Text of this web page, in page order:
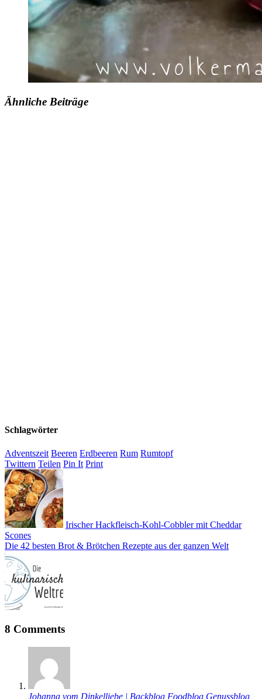
Ähnliche Beiträge
Schlagwörter
Adventszeit Beeren Erdbeeren Rum Rumtopf
Twittern Teilen Pin It Print
Irischer Hackfleisch-Kohl-Cobbler mit Cheddar
Scones
Die 42 besten Brot & Brötchen Rezepte aus der ganzen Welt
8 Comments
Johanna vom Dinkelliebe | Backblog Foodblog Genussblog